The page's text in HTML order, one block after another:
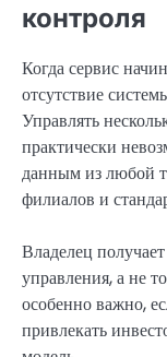
контроля
Когда сервис
отсутствие
Управлять
практически
данным из любой
филиалов и
Владелец
управления, а не
особенно важно,
привлекать